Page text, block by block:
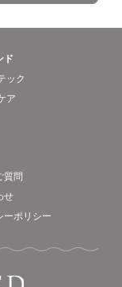
ド
ック
ア
質問
せ
ーポリシー